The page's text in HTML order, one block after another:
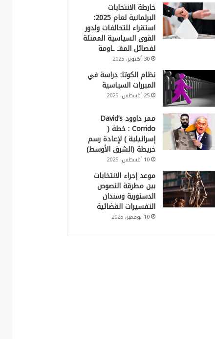
خارطة الانتخابات
البرلمانية لعام 2025:
استقراء للتحالفات ولدور
القوى السياسية الممثلة
لفصائل المقـ ـاومة
30 أكتوبر، 2025
نظام الكوتا: دراسة في
المبررات السياسية
25 أغسطس، 2025
ممر داوود David’s
Corrido : خطة (
إسرائيلية ) لإعادة رسم
خريطة (الشرق الأوسط)
10 أغسطس، 2025
موعد إجراء الانتخابات
بين مطرقة النصوص
الدستورية وسندان
التفسيرات القضائية
10 نوفمبر، 2025